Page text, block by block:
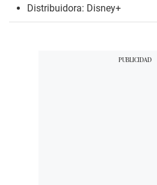
Distribuidora: Disney+